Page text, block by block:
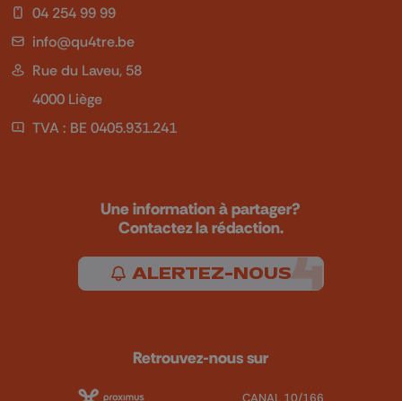
04 254 99 99
info@qu4tre.be
Rue du Laveu, 58
4000 Liège
TVA : BE 0405.931.241
Une information à partager?
Contactez la rédaction.
ALERTEZ-NOUS
Retrouvez-nous sur
CANAL 10/166